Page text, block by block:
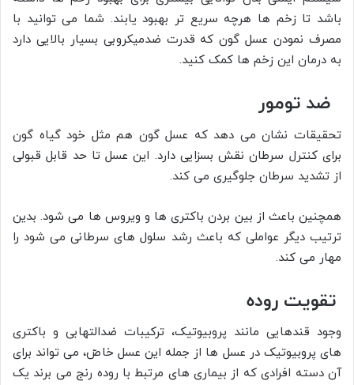
باشد تا زخم ها هرچه سریع تر بهبود یابند. شما می توانید با
مصرف نمودن عسل گون که قدرت ضدمیکروبی بسیار بالایی دارد
به درمان این زخم ها کمک کنید.
ضد تومور
تحقیقات نشان می دهد که عسل گون هم مثل خود گیاه گون
برای کنترل سرطان نقش بسزایی دارد. این عسل تا حد قابل قبولی
از تشدید سرطان جلوگیری می کند.
همچنین باعث از بین بردن باکتری ها و ویروس ها می شود. بدین
ترتیب دیگر عواملی که باعث رشد سلول های سرطانی می شود را
مهار می کند.
تقویت روده
وجود قندهایی مانند پروبیوتیک، ترکیبات ضدالتهابی و باکتری
های پروبیوتیک در عسل ها از جمله این عسل خاصّ، می تواند برای
آن دسته افرادی که از بیماری های مرتبط با روده رنج می برند یک